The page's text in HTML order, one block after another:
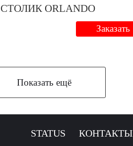
ORLANDO
Заказать
Показать ещё
STATUS КОНТАКТЫ